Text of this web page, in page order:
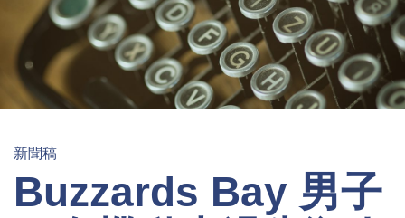
新聞稿
Buzzards Bay 男子